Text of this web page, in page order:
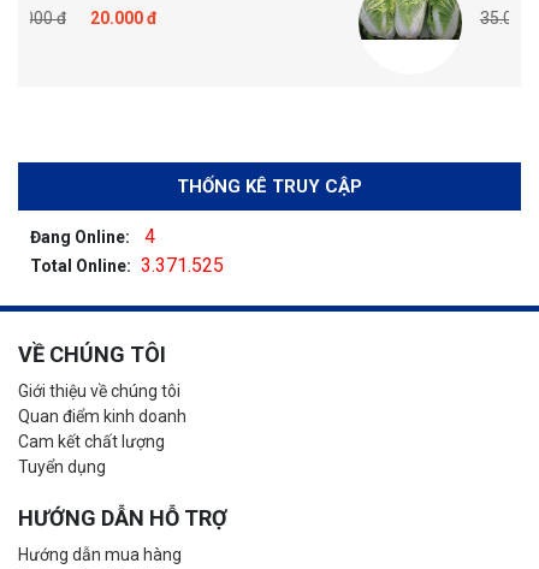
20.000 đ 35.000 đ 20.000
THỐNG KÊ TRUY CẬP
Đang Online: 4
Total Online: 3.371.525
VỀ CHÚNG TÔI
Giới thiệu về chúng tôi
Quan điểm kinh doanh
Cam kết chất lượng
Tuyển dụng
HƯỚNG DẪN HỖ TRỢ
Hướng dẫn mua hàng